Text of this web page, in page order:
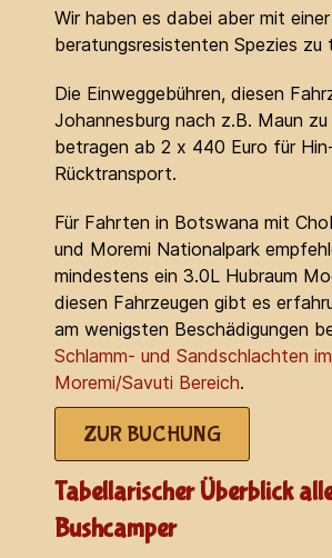
Wir haben es dabei aber mit
beratungsresistenten Spezies zu
Die Einweggebühren, diesen
Johannesburg nach z.B. Maun zu
betragen ab 2 x 440 Euro für
Rücktransport.
Für Fahrten in Botswana mit
und Moremi Nationalpark
mindestens ein 3.0L Hubraum
diesen Fahrzeugen gibt es
am wenigsten Beschädigungen
Schlamm- und Sandschlachten im
Moremi/Savuti Bereich.
ZUR BUCHUNG
Tabellarischer Überblick
Bushcamper